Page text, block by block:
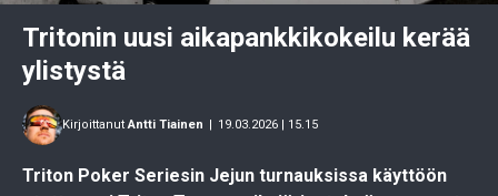
Tritonin uusi aikapankkikokeilu kerää
ylistystä
KirjoittanutAntti Tiainen | 19.03.2026 | 15.15
Triton Poker Seriesin Jejun turnauksissa käyttöön